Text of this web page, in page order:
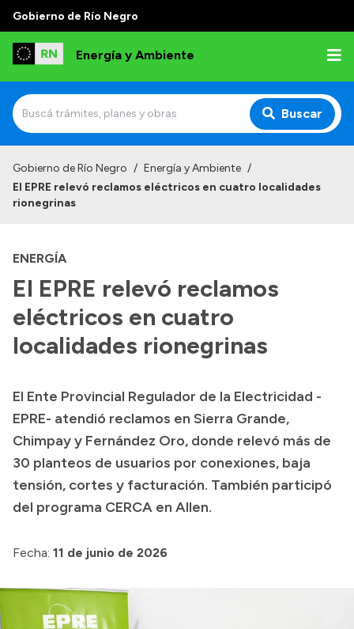
Gobierno de Río Negro
Energía y Ambiente
Buscar
Institucional
Autoridades
Normativa
Reportes
Presupuesto
Boletín Oficial
Compras y licitaciones
Consulta de expedientes
Consulta de pago a proveedores
Login
Gobierno de Río Negro / Energía y Ambiente /
El EPRE relevó reclamos eléctricos en cuatro localidades
rionegrinas
ENERGÍA
El EPRE relevó reclamos
eléctricos en cuatro
localidades rionegrinas
El Ente Provincial Regulador de la Electricidad -
EPRE- atendió reclamos en Sierra Grande,
Chimpay y Fernández Oro, donde relevó más de
30 planteos de usuarios por conexiones, baja
tensión, cortes y facturación. También participó
del programa CERCA en Allen.
Fecha: 11 de junio de 2026